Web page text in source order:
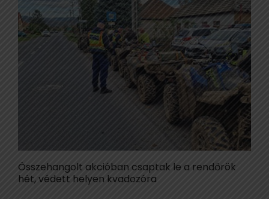
Összehangolt akcióban csaptak le a rendőrök
hét, védett helyen kvadozóra